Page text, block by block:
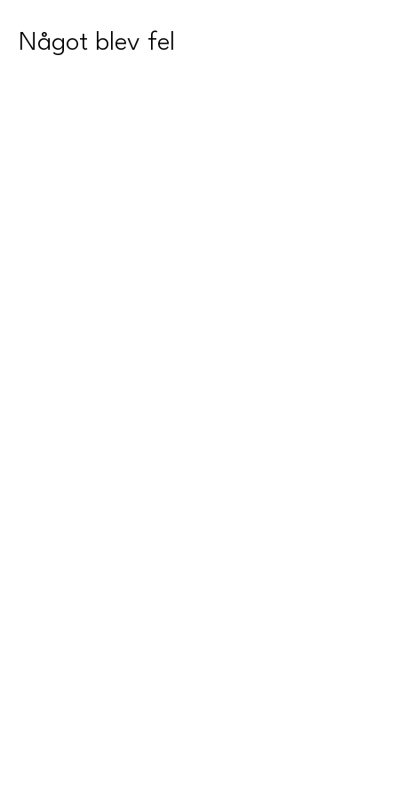
Något blev fel